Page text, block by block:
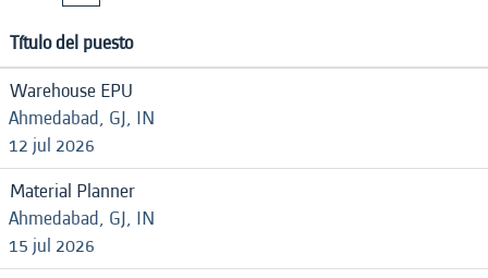
Título del puesto
Warehouse EPU
Ahmedabad, GJ, IN
12 jul 2026
Material Planner
Ahmedabad, GJ, IN
15 jul 2026